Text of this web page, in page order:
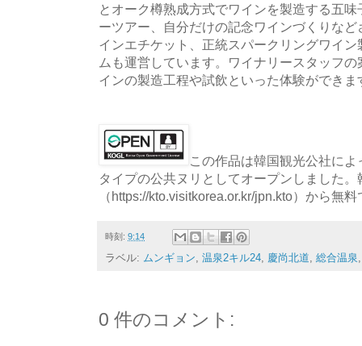
とオーク樽熟成方式でワインを製造する五
ーツアー、自分だけの記念ワインづくりな
インエチケット、正統スパークリングワイ
ムも運営しています。ワイナリースタッフ
インの製造工程や試飲といった体験ができま
この作品は韓国観光公社に
タイプの公共ヌリとしてオープンしました。
（https://kto.visitkorea.or.kr/jpn.kto）から無
時刻: 9:14
ラベル: ムンギョン, 温泉2キル24, 慶尚北道, 総合温泉
0 件のコメント: